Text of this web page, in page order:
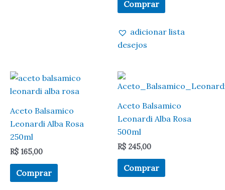
Comprar
adicionar lista
desejos
Aceto Balsamico
Leonardi Alba Rosa
250ml
R$ 165,00
Comprar
Aceto Balsamico
Leonardi Alba Rosa
500ml
R$ 245,00
Comprar